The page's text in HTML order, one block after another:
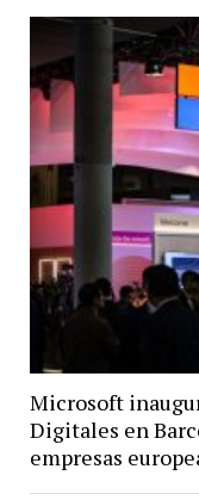
Microsoft
Digitales en
empresas